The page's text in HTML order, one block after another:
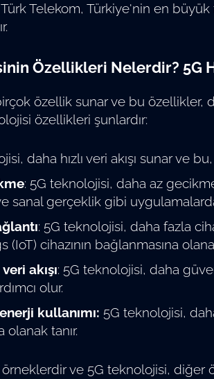
Telekom, Türkiye'nin en
Özellikleri Nelerdir? 5G
özellik sunar ve bu özellikler,
özellikleri şunlardır:
daha hızlı veri akışı sunar ve
: 5G teknolojisi, daha az
sanal gerçeklik gibi
: 5G teknolojisi, daha fazla
cihazının bağlanmasına
akışı: 5G teknolojisi, daha
olur.
kullanımı: 5G teknolojisi,
olanak tanır.
örneklerdir ve 5G teknolojisi, diğer